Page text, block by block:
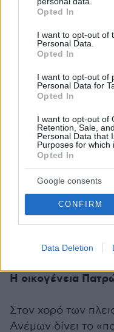
grant or deny consent
use your data for below
consent section.
Opted In
I want to opt-out of
Personal Data.
Opted In
I want to opt-out of
Personal Data for
Opted In
I want to opt-out of
Retention, Sale,
Personal Data that
Purposes for which
Opted In
Google consents
CONFIRM
Data Deletion
στο στόχαστρο των
χέρια το ακίνητο-
βγήκε με 2,9 εκατ.
ένα ευρώ πάνω
Την ίδια μέρα
πλειστηριασμός
εταιρείας
450 στρεμμάτων
Δροσιάς κοντά
κατακυρώθηκε
την τιμή
Ακολούθησε
Θεσσαλονίκη.
Η οικογένεια
Στον χορό των
Ανέμων δίνει το